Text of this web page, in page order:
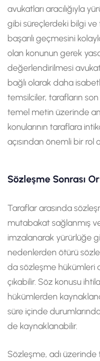
avukatları aracılığıyla
gibi süreçlerdeki bilgi
başarılı geçmesini
olan konunun gerek
değerlendirilmesi
bağlı olarak daha
temsilciler, tarafların
temel metin üzerinde
konularının taraflara
açısından önemli bir
Sözleşme Sonrası
Taraflar arasında
mutabakat sağlanmış
imzalanarak yürürlüğe
nedenlerden ötürü
da sözleşme hükümleri
çıkabilir. Söz konusu
hükümlerden
süre içinde
de kaynaklanabilir.
Sözleşme, adı üzerinde